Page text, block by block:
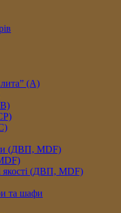
(A)
(ДВП, MDF)
якості (ДВП, MDF)
та шафи